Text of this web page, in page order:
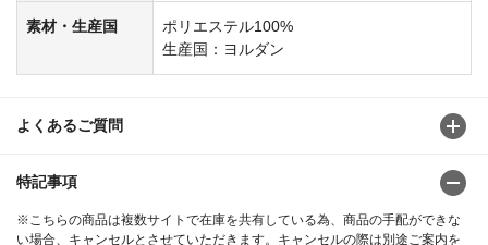
素材・生産国
ポリエステル100%
生産国：ヨルダン
よくあるご質問
特記事項
※こちらの商品は複数サイトで在庫を共有している為、商品の手配ができな
い場合、キャンセルとさせていただきます。キャンセルの際は別途ご案内を